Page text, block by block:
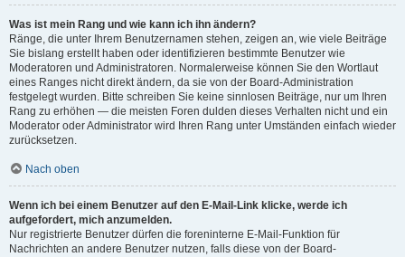
Was ist mein Rang und wie kann ich ihn ändern?
Ränge, die unter Ihrem Benutzernamen stehen, zeigen an, wie viele Beiträge
Sie bislang erstellt haben oder identifizieren bestimmte Benutzer wie
Moderatoren und Administratoren. Normalerweise können Sie den Wortlaut
eines Ranges nicht direkt ändern, da sie von der Board-Administration
festgelegt wurden. Bitte schreiben Sie keine sinnlosen Beiträge, nur um Ihren
Rang zu erhöhen — die meisten Foren dulden dieses Verhalten nicht und ein
Moderator oder Administrator wird Ihren Rang unter Umständen einfach wieder
zurücksetzen.
Nach oben
Wenn ich bei einem Benutzer auf den E-Mail-Link klicke, werde ich
aufgefordert, mich anzumelden.
Nur registrierte Benutzer dürfen die foreninterne E-Mail-Funktion für
Nachrichten an andere Benutzer nutzen, falls diese von der Board-